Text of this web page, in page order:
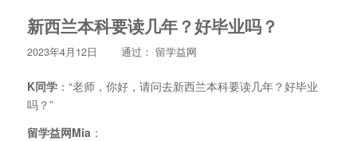
新西兰本科要读几年？好毕业吗？
2023年4月12日 通过： 留学益网
K同学：“老师，你好，请问去新西兰本科要读几年？好毕业
吗？”
留学益网Mia ：